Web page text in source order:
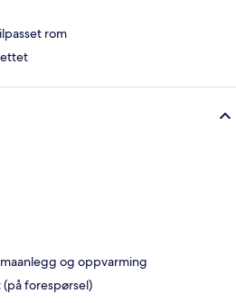
rom
og oppvarming
forespørsel)